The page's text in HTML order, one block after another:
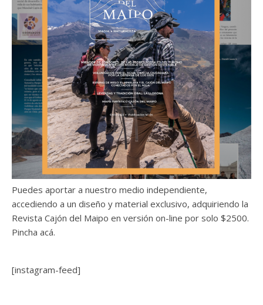
Puedes aportar a nuestro medio independiente,
accediendo a un diseño y material exclusivo, adquiriendo la
Revista Cajón del Maipo en versión on-line por solo $2500.
Pincha acá.
[instagram-feed]